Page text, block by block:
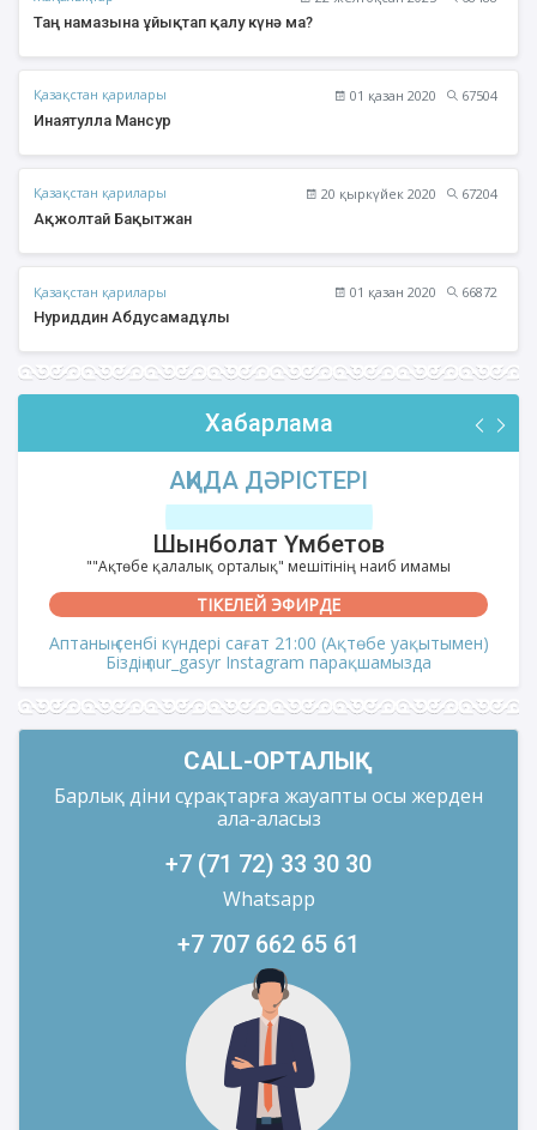
Таң намазына ұйықтап қалу күнә ма?
Қазақстан қарилары 01 қазан 2020
67504
Инаятулла Мансур
Қазақстан қарилары 20 қыркүйек 2020
67204
Ақжолтай Бақытжан
Қазақстан қарилары 01 қазан 2020
66872
Нуриддин Абдусамадұлы
Хабарлама
АҚИДА ДӘРІСТЕРІ
Шынболат Үмбетов
""Ақтөбе қалалық орталық" мешітінің наиб имамы
ТІКЕЛЕЙ ЭФИРДЕ
Аптаның сенбі күндері сағат 21:00 (Ақтөбе уақытымен)
Біздің nur_gasyr Instagram парақшамызда
CALL-ОРТАЛЫҚ
Барлық діни сұрақтарға жауапты осы жерден
ала-аласыз
+7 (71 72) 33 30 30
Whatsapp
+7 707 662 65 61